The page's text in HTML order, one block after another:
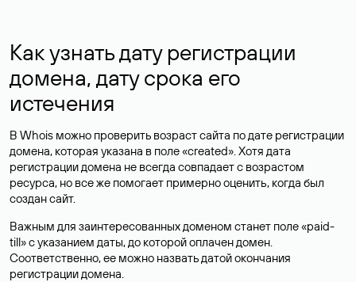
Как узнать дату регистрации
домена, дату срока его
истечения
В Whois можно проверить возраст сайта по дате регистрации
домена, которая указана в поле «created». Хотя дата
регистрации домена не всегда совпадает с возрастом
ресурса, но все же помогает примерно оценить, когда был
создан сайт.
Важным для заинтересованных доменом станет поле «paid-
till» с указанием даты, до которой оплачен домен.
Соответственно, ее можно назвать датой окончания
регистрации домена.